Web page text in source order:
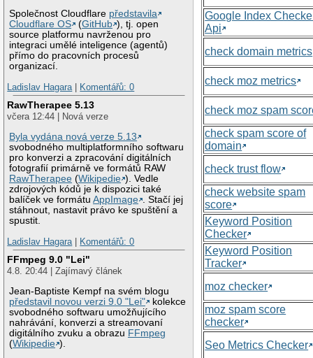
Společnost Cloudflare představila
Cloudflare OS
(GitHub ), tj. open
source platformu navrženou pro
integraci umělé inteligence (agentů)
přímo do pracovních procesů
organizací.
Ladislav Hagara
Komentářů: 0
RawTherapee 5.13
včera 12:44 | Nová verze
Byla vydána nová verze 5.13
svobodného multiplatformního softwaru
pro konverzi a zpracování digitálních
fotografií primárně ve formátů RAW
RawTherapee (Wikipedie ). Vedle
zdrojových kódů je k dispozici také
balíček ve formátuAppImage . Stačí jej
stáhnout, nastavit právo ke spuštění a
spustit.
Ladislav Hagara
Komentářů: 0
FFmpeg 9.0 "Lei"
4.8. 20:44 | Zajímavý článek
Jean-Baptiste Kempf na svém blogu
představil novou verzi 9.0 "Lei"
kolekce
svobodného softwaru umožňujícího
nahrávání, konverzi a streamovaní
digitálního zvuku a obrazu FFmpeg
(Wikipedie ).
Google Index
Api
check domain metrics
check moz metrics
check moz spam
check spam score of
domain
check trust flow
check website spam
score
Keyword Position
Checker
Keyword Position
Tracker
moz checker
moz spam score
checker
Seo Metrics Checker